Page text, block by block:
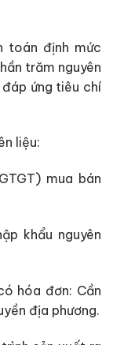
toán định mức
trăm nguyên
đáp ứng tiêu chí
liệu:
mua bán
khẩu nguyên
hóa đơn: Cần
địa phương.